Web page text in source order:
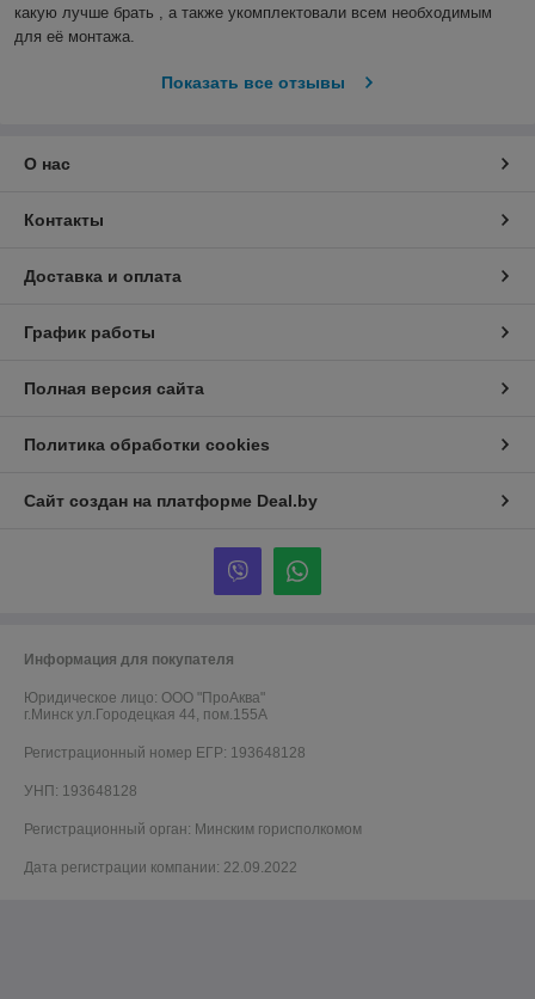
какую лучше брать , а также укомплектовали всем необходимым
для её монтажа.
Показать все отзывы
О нас
Контакты
Доставка и оплата
График работы
Полная версия сайта
Политика обработки cookies
Сайт создан на платформе Deal.by
Информация для покупателя
Юридическое лицо: ООО "ПроАква"
г.Минск ул.Городецкая 44, пом.155А
Регистрационный номер ЕГР: 193648128
УНП: 193648128
Регистрационный орган: Минским горисполкомом
Дата регистрации компании: 22.09.2022